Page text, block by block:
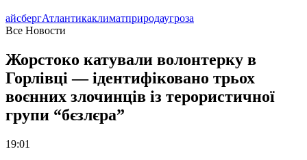
айсбергАтлантикаклиматприродаугроза
Все Новости
Жорстоко катували волонтерку в
Горлівці — ідентифіковано трьох
воєнних злочинців із терористичної
групи “бєзлєра”
19:01